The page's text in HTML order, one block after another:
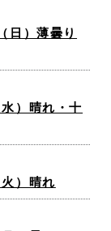
日）薄曇り
）晴れ・十
）晴れ